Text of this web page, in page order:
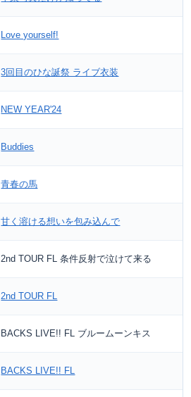
Love yourself!
3回目のひな誕祭 ライブ衣装
NEW YEAR'24
Buddies
青春の馬
甘く溶ける想いを包み込んで
2nd TOUR FL 条件反射で泣けて来る
2nd TOUR FL
BACKS LIVE!! FL ブルームーンキス
BACKS LIVE!! FL